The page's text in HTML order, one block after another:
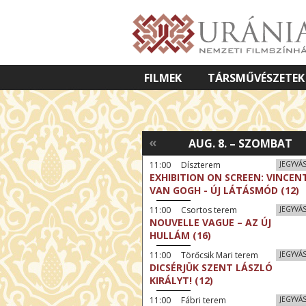
FILMEK TÁRSMŰVÉSZETEK
VETÍTETT KÉPES ELŐADÁSOK
AUG. 8. – SZOMBAT
«
11:00 Díszterem
EXHIBITION ON SCREEN:
VAN GOGH - ÚJ LÁTÁSMÓD (12)
11:00 Csortos terem
NOUVELLE VAGUE – AZ ÚJ
HULLÁM (16)
11:00 Törőcsik Mari terem
DICSÉRJÜK SZENT LÁSZLÓ
KIRÁLYT! (12)
11:00 Fábri terem